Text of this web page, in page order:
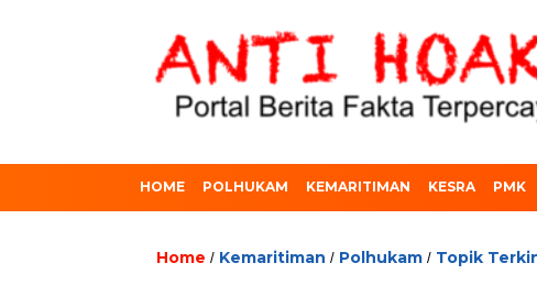
HOME POLHUKAM KEMARITIMAN KESRA PMK
Home / Kemaritiman / Polhukam / Topik